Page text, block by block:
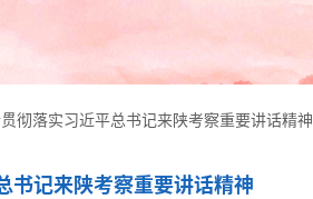
彻落实习近平总书记来陕考察重要讲话精神
书记来陕考察重要讲话精神